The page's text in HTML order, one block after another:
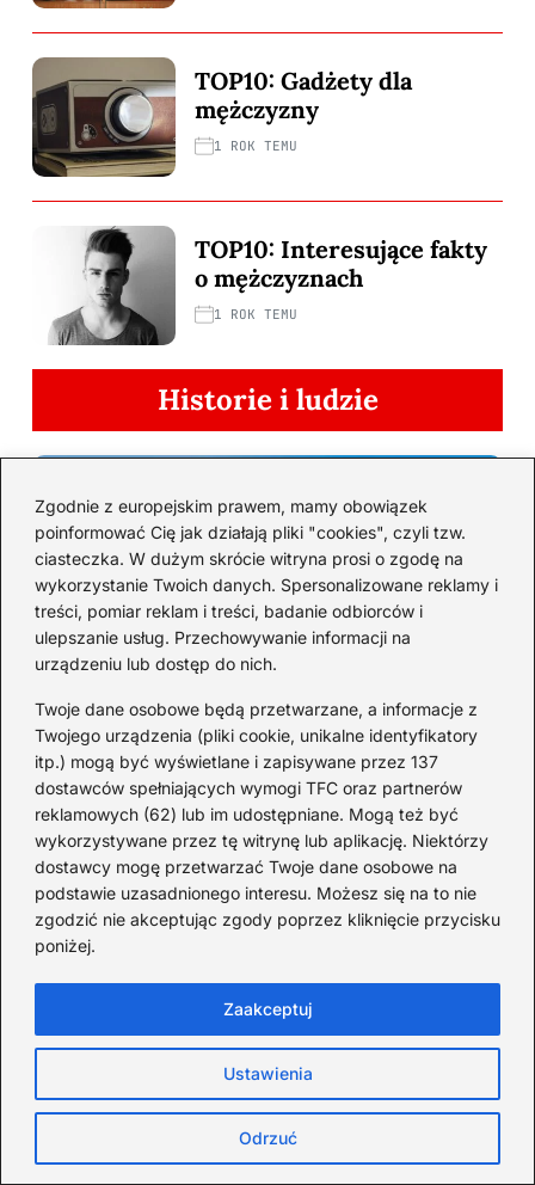
Zgodnie z europejskim prawem, mamy obowiązek
poinformować Cię jak działają pliki "cookies", czyli tzw.
ciasteczka. W dużym skrócie witryna prosi o zgodę na
wykorzystanie Twoich danych. Spersonalizowane reklamy i
treści, pomiar reklam i treści, badanie odbiorców i
ulepszanie usług. Przechowywanie informacji na
urządzeniu lub dostęp do nich.
Twoje dane osobowe będą przetwarzane, a informacje z
Twojego urządzenia (pliki cookie, unikalne identyfikatory
itp.) mogą być wyświetlane i zapisywane przez 137
dostawców spełniających wymogi TFC oraz partnerów
reklamowych (62) lub im udostępniane. Mogą też być
wykorzystywane przez tę witrynę lub aplikację. Niektórzy
dostawcy mogę przetwarzać Twoje dane osobowe na
podstawie uzasadnionego interesu. Możesz się na to nie
zgodzić nie akceptując zgody poprzez kliknięcie przycisku
poniżej.
Ustawienia
Odrzuć
Zaakceptuj
TOP10: Gadżety dla
mężczyzny
1 ROK TEMU
TOP10: Interesujące fakty
o mężczyznach
1 ROK TEMU
Historie i ludzie
Ciekawostki o 11 listopada –
historia święta i mało znane
fakty
Mało znane: 4 czerwca 1989